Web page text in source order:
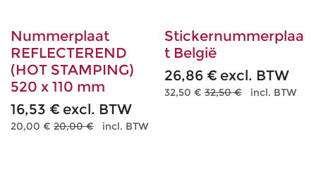
Nummerplaat
REFLECTEREND
(HOT STAMPING)
520 x 110 mm
16,53 € excl. BTW
20,00 € 20,00€ incl. BTW
Stickernummerplaa
t België
26,86€ excl. BTW
32,50 € 32,50€ incl. BTW